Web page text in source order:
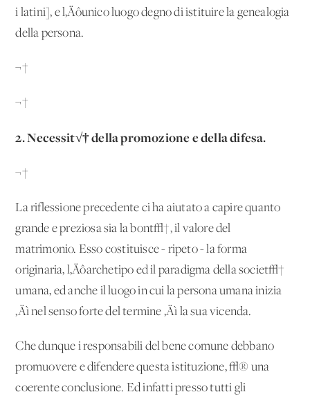
i latini], e l‚Äôunico luogo degno di istituire la genealogia
della persona.
¬†
¬†
2. Necessit√† della promozione e della difesa.
¬†
La riflessione precedente ci ha aiutato a capire quanto
grande e preziosa sia la bont√†, il valore del
matrimonio. Esso costituisce - ripeto - la forma
originaria, l‚Äôarchetipo ed il paradigma della societ√†
umana, ed anche il luogo in cui la persona umana inizia
‚Äì nel senso forte del termine ‚Äì la sua vicenda.
Che dunque i responsabili del bene comune debbano
promuovere e difendere questa istituzione, √® una
coerente conclusione. Ed infatti presso tutti gli